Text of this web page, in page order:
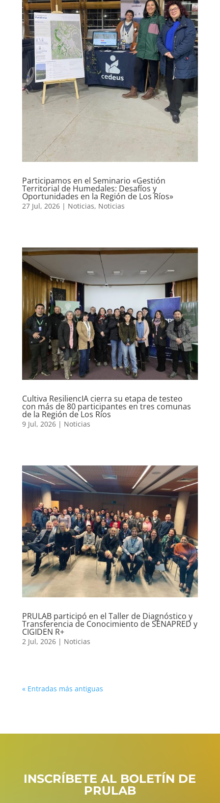
Participamos en el Seminario «Gestión
Territorial de Humedales: Desafíos y
Oportunidades en la Región de Los Ríos»
27 Jul, 2026| Noticias, Noticias
Cultiva ResiliencIA cierra su etapa de testeo
con más de 80 participantes en tres comunas
de la Región de Los Ríos
9 Jul, 2026| Noticias
PRULAB participó en el Taller de Diagnóstico y
Transferencia de Conocimiento de SENAPRED y
CIGIDEN R+
2 Jul, 2026| Noticias
« Entradas más antiguas
INSCRÍBETE AL BOLETÍN DE
PRULAB